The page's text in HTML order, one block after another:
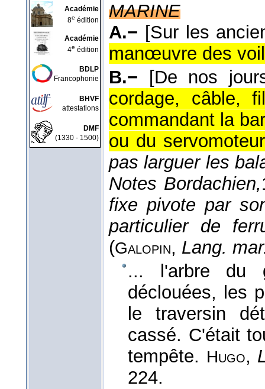
Académie
8e édition
Académie
4e édition
BDLP
Francophonie
BHVF
attestations
DMF
(1330 - 1500)
MARINE
A.− [Sur les
manœuvre des
B.−
[De nos
cordage, câble,
commandant la
ou du
pas larguer les
Notes Bordachien,
fixe pivote par
particulier de
(Galopin, Lang.
... l'arbre du
déclouées, les
le traversin
cassé. C'était
tempête. Hugo,
224.